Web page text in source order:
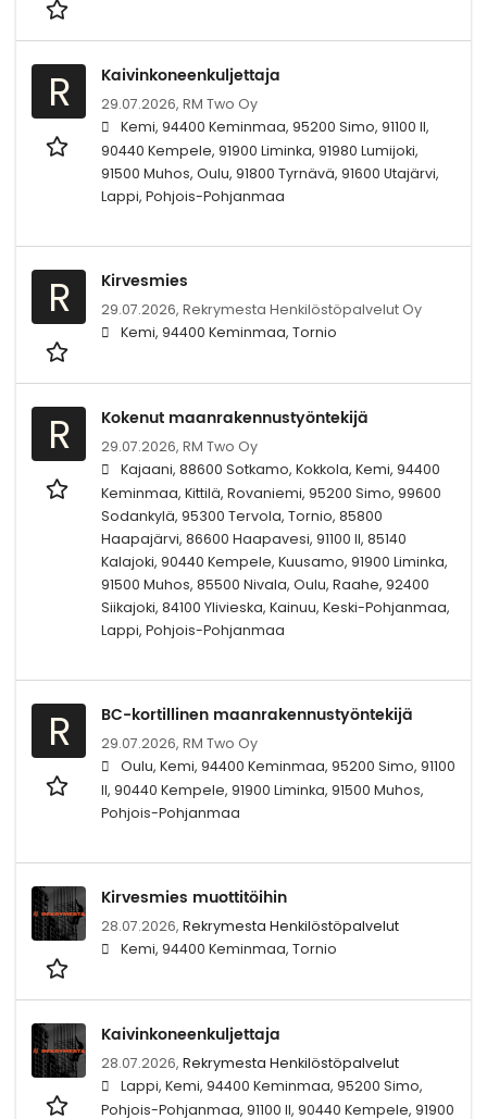
R Kaivinkoneenkuljettaja
29.07.2026, RM Two Oy
Kemi, 94400 Keminmaa, 95200 Simo, 91100 II,
90440 Kempele, 91900 Liminka, 91980 Lumijoki,
91500 Muhos, Oulu, 91800 Tyrnävä, 91600 Utajärvi,
Lappi, Pohjois-Pohjanmaa
R Kirvesmies
29.07.2026, Rekrymesta Henkilöstöpalvelut Oy
Kemi, 94400 Keminmaa, Tornio
R Kokenut maanrakennustyöntekijä
29.07.2026, RM Two Oy
Kajaani, 88600 Sotkamo, Kokkola, Kemi, 94400
Keminmaa, Kittilä, Rovaniemi, 95200 Simo, 99600
Sodankylä, 95300 Tervola, Tornio, 85800
Haapajärvi, 86600 Haapavesi, 91100 II, 85140
Kalajoki, 90440 Kempele, Kuusamo, 91900 Liminka,
91500 Muhos, 85500 Nivala, Oulu, Raahe, 92400
Siikajoki, 84100 Ylivieska, Kainuu, Keski-Pohjanmaa,
Lappi, Pohjois-Pohjanmaa
R BC-kortillinen maanrakennustyöntekijä
29.07.2026, RM Two Oy
Oulu, Kemi, 94400 Keminmaa, 95200 Simo, 91100
II, 90440 Kempele, 91900 Liminka, 91500 Muhos,
Pohjois-Pohjanmaa
Kirvesmies muottitöihin
28.07.2026, Rekrymesta Henkilöstöpalvelut
Kemi, 94400 Keminmaa, Tornio
Kaivinkoneenkuljettaja
28.07.2026, Rekrymesta Henkilöstöpalvelut
Lappi, Kemi, 94400 Keminmaa, 95200 Simo,
Pohjois-Pohjanmaa, 91100 II, 90440 Kempele, 91900